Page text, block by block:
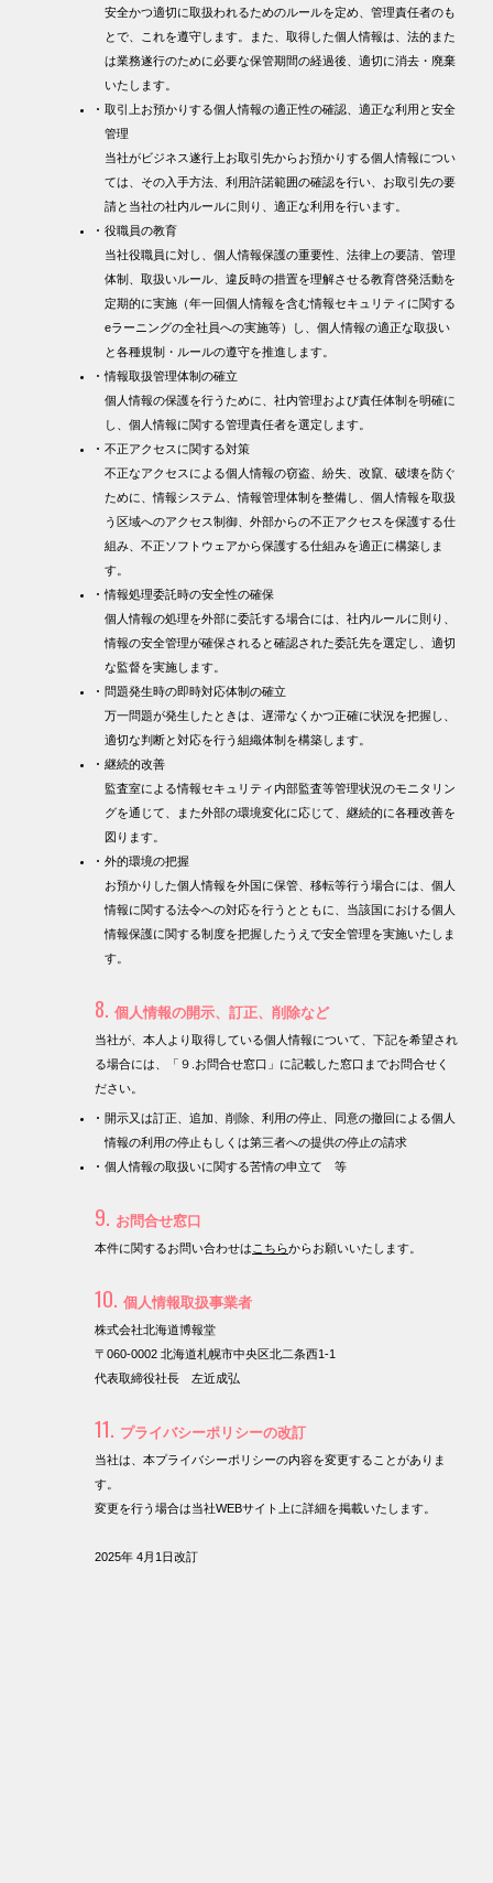
安全かつ適切に取扱われるためのルールを定め、管理責任者のも
とで、これを遵守します。また、取得した個人情報は、法的また
は業務遂行のために必要な保管期間の経過後、適切に消去・廃棄
いたします。
取引上お預かりする個人情報の適正性の確認、適正な利用と安全
管理
当社がビジネス遂行上お取引先からお預かりする個人情報につい
ては、その入手方法、利用許諾範囲の確認を行い、お取引先の要
請と当社の社内ルールに則り、適正な利用を行います。
役職員の教育
当社役職員に対し、個人情報保護の重要性、法律上の要請、管理
体制、取扱いルール、違反時の措置を理解させる教育啓発活動を
定期的に実施（年一回個人情報を含む情報セキュリティに関する
eラーニングの全社員への実施等）し、個人情報の適正な取扱い
と各種規制・ルールの遵守を推進します。
情報取扱管理体制の確立
個人情報の保護を行うために、社内管理および責任体制を明確に
し、個人情報に関する管理責任者を選定します。
不正アクセスに関する対策
不正なアクセスによる個人情報の窃盗、紛失、改竄、破壊を防ぐ
ために、情報システム、情報管理体制を整備し、個人情報を取扱
う区域へのアクセス制御、外部からの不正アクセスを保護する仕
組み、不正ソフトウェアから保護する仕組みを適正に構築しま
す。
情報処理委託時の安全性の確保
個人情報の処理を外部に委託する場合には、社内ルールに則り、
情報の安全管理が確保されると確認された委託先を選定し、適切
な監督を実施します。
問題発生時の即時対応体制の確立
万一問題が発生したときは、遅滞なくかつ正確に状況を把握し、
適切な判断と対応を行う組織体制を構築します。
継続的改善
監査室による情報セキュリティ内部監査等管理状況のモニタリン
グを通じて、また外部の環境変化に応じて、継続的に各種改善を
図ります。
外的環境の把握
お預かりした個人情報を外国に保管、移転等行う場合には、個人
情報に関する法令への対応を行うとともに、当該国における個人
情報保護に関する制度を把握したうえで安全管理を実施いたしま
す。
8. 個人情報の開示、訂正、削除など
当社が、本人より取得している個人情報について、下記を希望され
る場合には、「９.お問合せ窓口」に記載した窓口までお問合せく
ださい。
開示又は訂正、追加、削除、利用の停止、同意の撤回による個人
情報の利用の停止もしくは第三者への提供の停止の請求
個人情報の取扱いに関する苦情の申立て 等
9. お問合せ窓口
本件に関するお問い合わせは こちらからお願いいたします。
10. 個人情報取扱事業者
株式会社北海道博報堂
〒060-0002 北海道札幌市中央区北二条西1-1
代表取締役社長 左近成弘
11. プライバシーポリシーの改訂
当社は、本プライバシーポリシーの内容を変更することがありま
す。
変更を行う場合は当社WEBサイト上に詳細を掲載いたします。
2025年 4月1日改訂